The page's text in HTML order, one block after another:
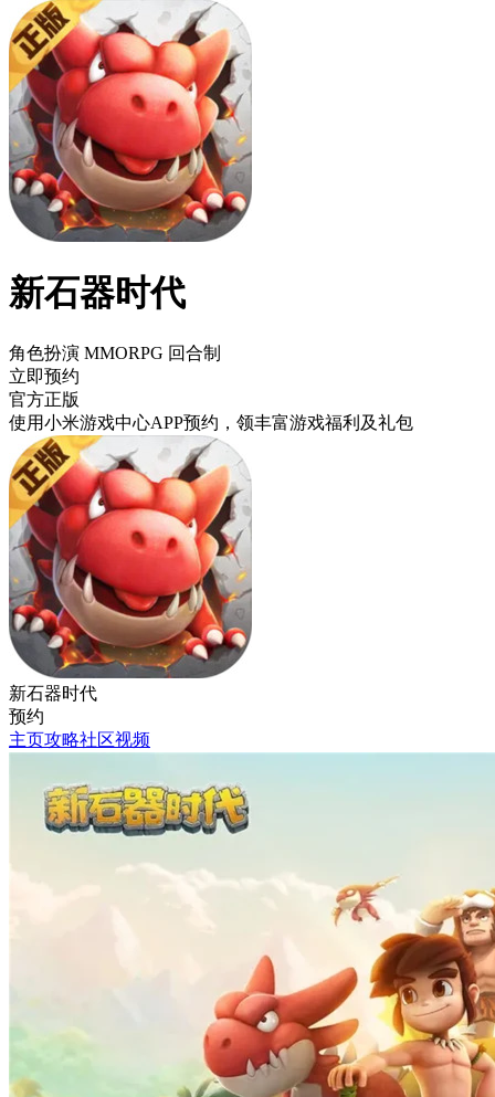
新石器时代
角色扮演 MMORPG 回合制
立即预约
官方正版
使用小米游戏中心APP预约 ，领丰富游戏福利 及礼包
新石器时代
预约
主页攻略社区视频